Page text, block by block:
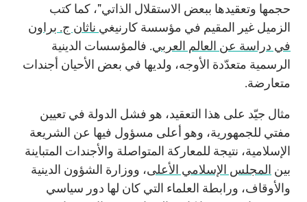
حجمها وتعقيدها ببعض الاستقلال الذاتي"، كما كتب
الزميل غير المقيم في مؤسسة كارنيغي ناثان ج. براون
في دراسة عن العالم العربي. فالمؤسسات الدينية
الرسمية متعدّدة الأوجه، ولديها في بعض الأحيان أجندات
متعارضة.
مثال جيّد على هذا التعقيد، هو فشل الدولة في تعيين
مفتي للجمهورية، وهو أعلى مسؤول فيها عن الشريعة
الإسلامية، نتيجة للمعاركة المتواصلة والأجندات المتباينة
بين المجلس الإسلامي الأعلى، ووزارة الشؤون الدينية
والأوقاف، ورابطة العلماء التي كان لها دور سياسي